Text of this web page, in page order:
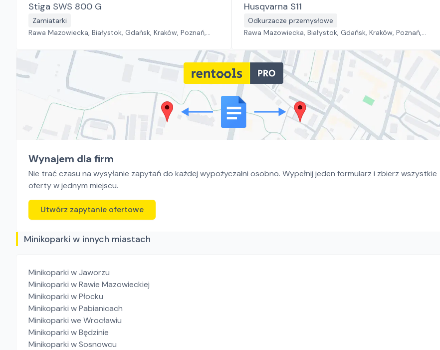
Stiga SWS 800 G
Zamiatarki
Rawa Mazowiecka, Białystok, Gdańsk, Kraków, Poznań,
Płock, Jawor, Pabianice, Suchy Las, Zielona Góra
Husqvarna S11
Odkurzacze przemysłowe
Rawa Mazowiecka, Białystok, Gdańsk, Kraków, Poznań,
Płock, Jawor, Pabianice, Suchy Las, Zielona Góra
Wynajem dla firm
Nie trać czasu na wysyłanie zapytań do każdej wypożyczalni osobno. Wypełnij jeden formularz i zbierz wszystkie
oferty w jednym miejscu.
Utwórz zapytanie ofertowe
Minikoparki w innych miastach
Minikoparki w Jaworzu
Minikoparki w Rawie Mazowieckiej
Minikoparki w Płocku
Minikoparki w Pabianicach
Minikoparki we Wrocławiu
Minikoparki w Będzinie
Minikoparki w Sosnowcu